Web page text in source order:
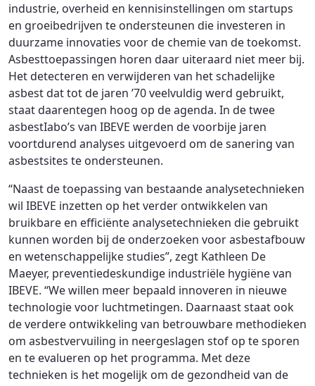
industrie, overheid en kennisinstellingen om startups
en groeibedrijven te ondersteunen die investeren in
duurzame innovaties voor de chemie van de toekomst.
Asbesttoepassingen horen daar uiteraard niet meer bij.
Het detecteren en verwijderen van het schadelijke
asbest dat tot de jaren ’70 veelvuldig werd gebruikt,
staat daarentegen hoog op de agenda. In de twee
asbestIabo’s van IBEVE werden de voorbije jaren
voortdurend analyses uitgevoerd om de sanering van
asbestsites te ondersteunen.
“Naast de toepassing van bestaande analysetechnieken
wil IBEVE inzetten op het verder ontwikkelen van
bruikbare en efficiënte analysetechnieken die gebruikt
kunnen worden bij de onderzoeken voor asbestafbouw
en wetenschappelijke studies”, zegt Kathleen De
Maeyer, preventiedeskundige industriële hygiëne van
IBEVE. “We willen meer bepaald innoveren in nieuwe
technologie voor luchtmetingen. Daarnaast staat ook
de verdere ontwikkeling van betrouwbare methodieken
om asbestvervuiling in neergeslagen stof op te sporen
en te evalueren op het programma. Met deze
technieken is het mogelijk om de gezondheid van de